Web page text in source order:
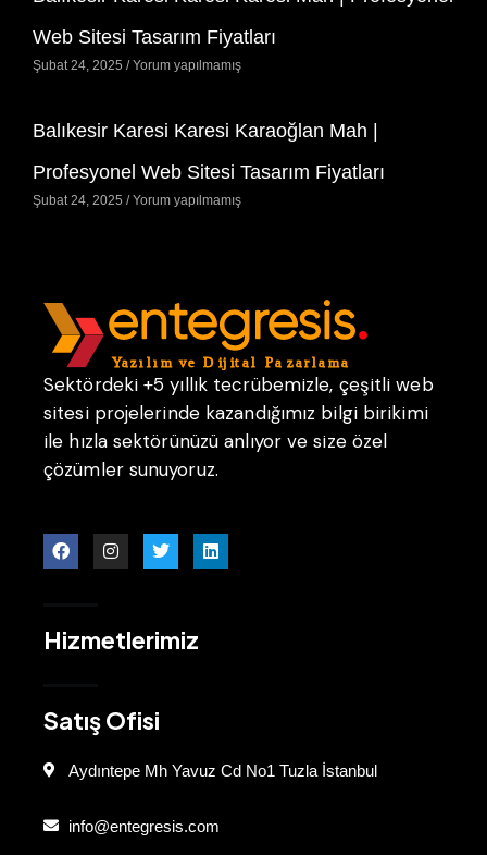
Web Sitesi Tasarım Fiyatları
Şubat 24, 2025 Yorum yapılmamış
Balıkesir Karesi Karesi Karaoğlan Mah |
Profesyonel Web Sitesi Tasarım Fiyatları
Şubat 24, 2025 Yorum yapılmamış
Sektördeki +5 yıllık tecrübemizle, çeşitli web
sitesi projelerinde kazandığımız bilgi birikimi
ile hızla sektörünüzü anlıyor ve size özel
çözümler sunuyoruz.
Hizmetlerimiz
Satış Ofisi
Aydıntepe Mh Yavuz Cd No1 Tuzla İstanbul
info@entegresis.com